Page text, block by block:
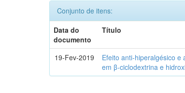
Conjunto de itens:
Data do
documento
Título
19-Fev-2019
Efeito anti-hiperalgésico e
em β-ciclodextrina e